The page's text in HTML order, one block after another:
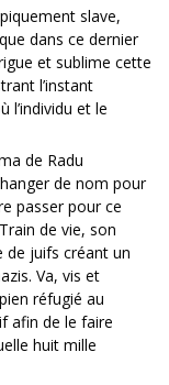
slave,
dans ce dernier
et sublime cette
l’instant
l’individu et le
de Radu
de nom pour
passer pour ce
de vie, son
de juifs créant un
Va, vis et
réfugié au
afin de le faire
huit mille